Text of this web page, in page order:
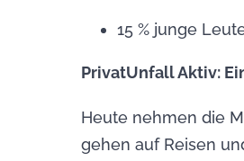
15 % junge
PrivatUnfall Aktiv:
Heute nehmen die
gehen auf Reisen